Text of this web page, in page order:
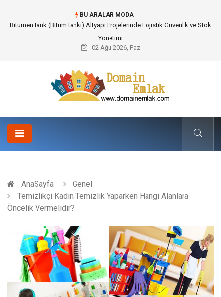
BU ARALAR MODA
Güvenilir Chip Satışı: Kesintisiz Poker Deneyimi İçin Profesyonel Destek
02 Ağu 2026, Paz
AnaSayfa
Genel
Temizlikçi Kadın Temizlik Yaparken Hangi Alanlara
Öncelik Vermelidir?